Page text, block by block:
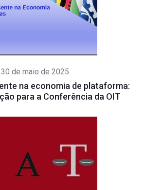
30 de maio de 2025
na economia de plataforma:
para a Conferência da OIT